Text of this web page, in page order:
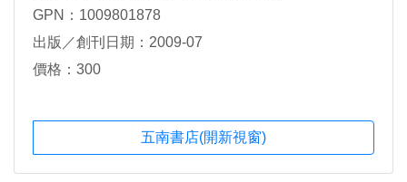
GPN：1009801878
出版／創刊日期：2009-07
價格：300
五南書店(開新視窗)